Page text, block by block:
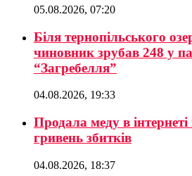
05.08.2026, 07:20
Біля тернопільського
чиновник зрубав 248 у
“Загребелля”
04.08.2026, 19:33
Продала меду в
гривень збитків
04.08.2026, 18:37